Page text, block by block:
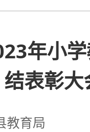
年小
结表彰大
教育局